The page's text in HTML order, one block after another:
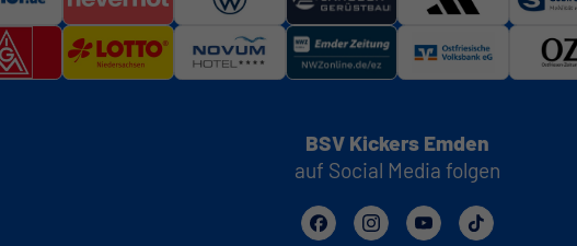
BSV Kickers Emden
auf Social Media folgen